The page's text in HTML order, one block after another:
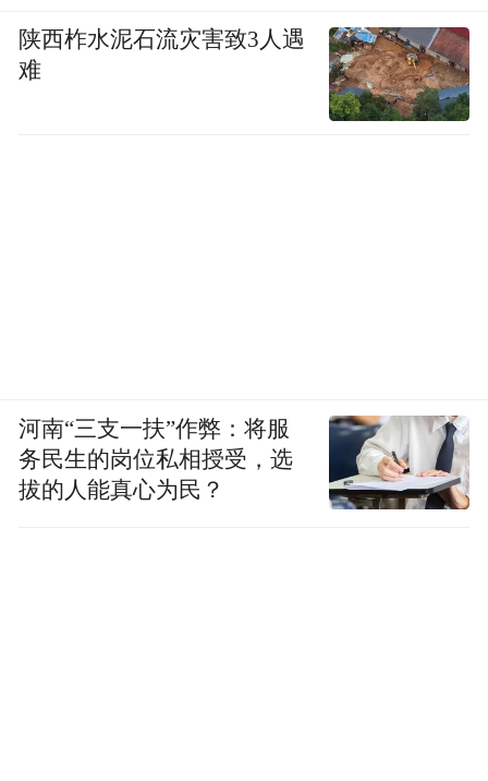
陕西柞水泥石流灾害致3人遇
难
河南“三支一扶”作弊：将服
务民生的岗位私相授受，选
拔的人能真心为民？